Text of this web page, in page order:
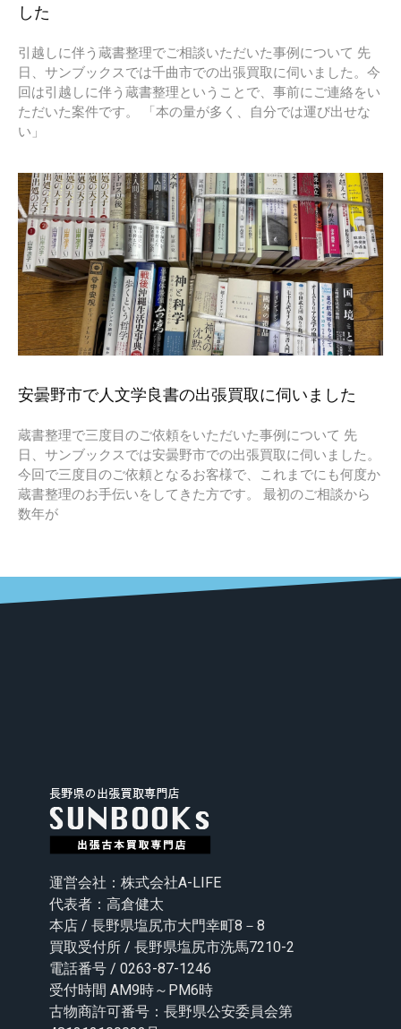
した
引越しに伴う蔵書整理でご相談いただいた事例について 先
日、サンブックスでは千曲市での出張買取に伺いました。今
回は引越しに伴う蔵書整理ということで、事前にご連絡をい
ただいた案件です。 「本の量が多く、自分では運び出せな
い」
安曇野市で人文学良書の出張買取に伺いました
蔵書整理で三度目のご依頼をいただいた事例について 先
日、サンブックスでは安曇野市での出張買取に伺いました。
今回で三度目のご依頼となるお客様で、これまでにも何度か
蔵書整理のお手伝いをしてきた方です。 最初のご相談から
数年が
運営会社：株式会社A-LIFE
代表者：高倉健太
本店 / 長野県塩尻市大門幸町8－8
買取受付所 / 長野県塩尻市洗馬7210-2
電話番号 / 0263-87-1246
受付時間 AM9時～PM6時
古物商許可番号：長野県公安委員会第